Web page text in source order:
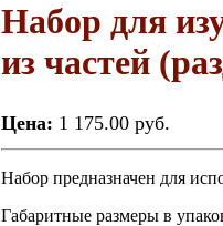
Набор для
из частей
Цена: 1 175.00 руб.
Набор предназначен для
Габаритные размеры в